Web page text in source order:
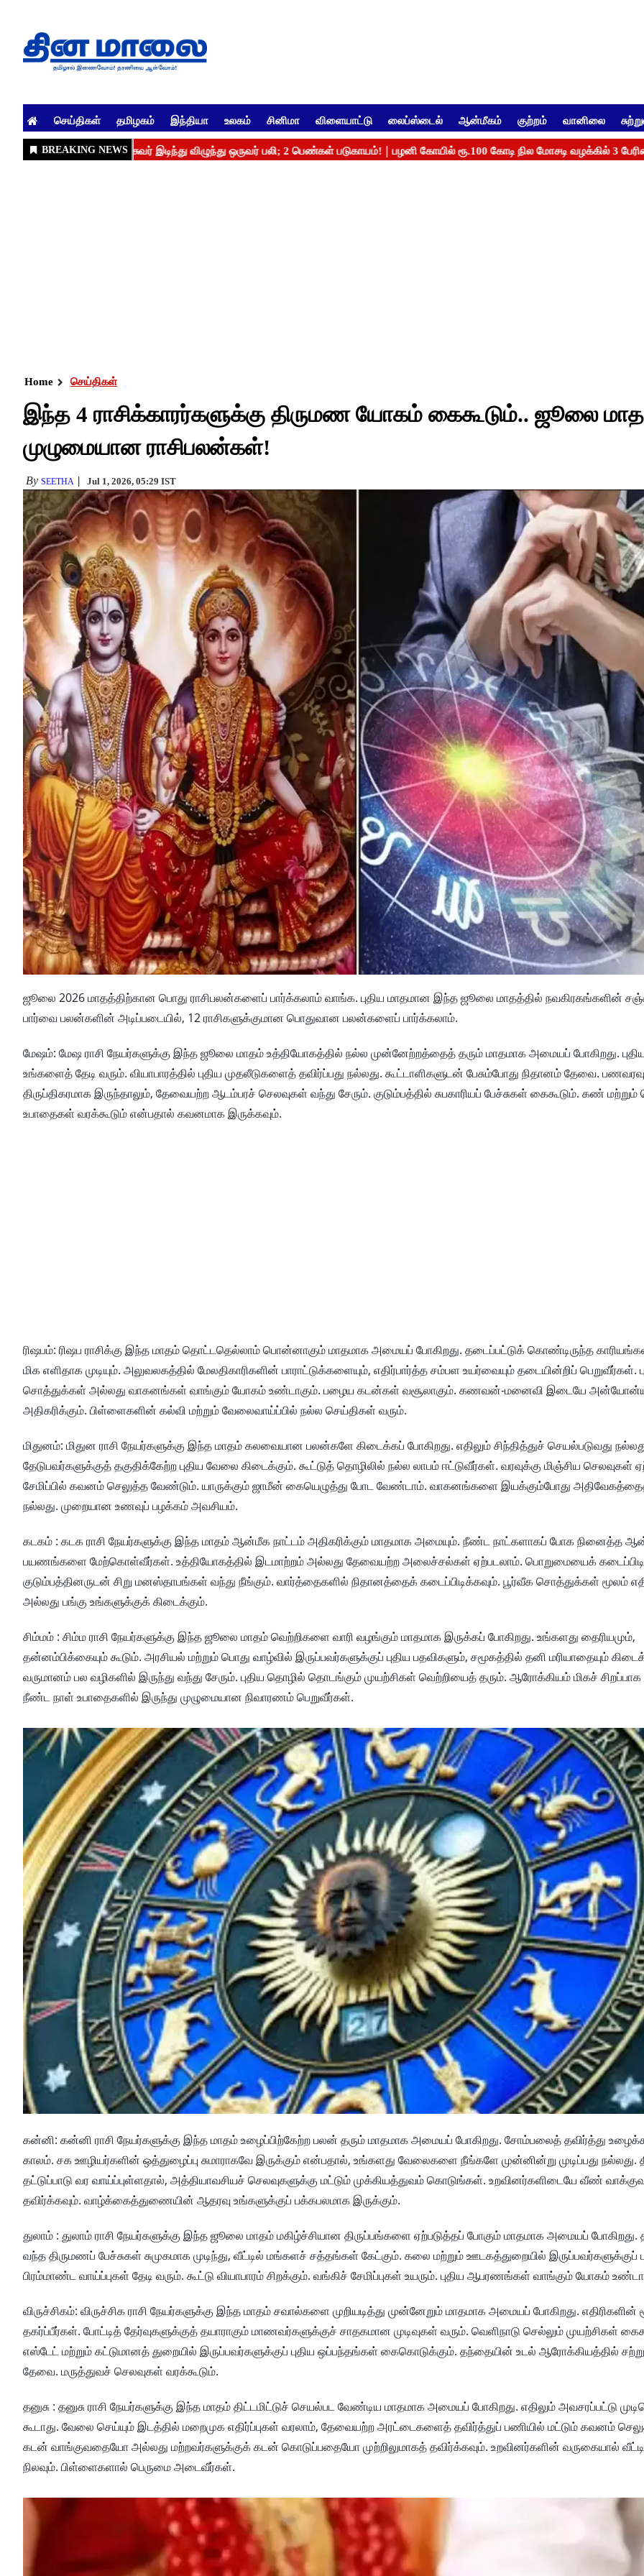
செய்திகள் தமிழகம் இந்தியா உலகம் சினிமா விளையாட்டு லைப்ஸ்டைல் ஆன்மீகம் குற்றம் வானிலை
Home செய்திகள்
இந்த 4 ராசிக்காரர்களுக்கு திருமண யோகம் கைகூடும்.. ஜூலை மாத
முழுமையான ராசிபலன்கள்!
By SEETHA Jul 1, 2026, 05:29 IST
ஜூலை 2026 மாதத்திற்கான பொது ராசிபலன்களைப் பார்க்கலாம் வாங்க. புதிய மாதமான இந்த ஜூலை மாதத்தில் நவகிரகங்களின்
பார்வை பலன்களின் அடிப்படையில், 12 ராசிகளுக்குமான பொதுவான பலன்களைப் பார்க்கலாம்.
மேஷம்: மேஷ ராசி நேயர்களுக்கு இந்த ஜூலை மாதம் உத்தியோகத்தில் நல்ல முன்னேற்றத்தைத் தரும் மாதமாக அமையப் போகிறது.
உங்களைத் தேடி வரும். வியாபாரத்தில் புதிய முதலீடுகளைத் தவிர்ப்பது நல்லது. கூட்டாளிகளுடன் பேசும்போது நிதானம் தேவை. பணவரவு
திருப்திகரமாக இருந்தாலும், தேவையற்ற ஆடம்பரச் செலவுகள் வந்து சேரும். குடும்பத்தில் சுபகாரியப் பேச்சுகள் கைகூடும். கண்
உபாதைகள் வரக்கூடும் என்பதால் கவனமாக இருக்கவும்.
ரிஷபம்: ரிஷப ராசிக்கு இந்த மாதம் தொட்டதெல்லாம் பொன்னாகும் மாதமாக அமையப் போகிறது. தடைப்பட்டுக் கொண்டிருந்த
மிக எளிதாக முடியும். அலுவலகத்தில் மேலதிகாரிகளின் பாராட்டுக்களையும், எதிர்பார்த்த சம்பள உயர்வையும் தடையின்றிப் பெறுவீர்கள்.
சொத்துக்கள் அல்லது வாகனங்கள் வாங்கும் யோகம் உண்டாகும். பழைய கடன்கள் வசூலாகும். கணவன்-மனைவி இடையே
அதிகரிக்கும். பிள்ளைகளின் கல்வி மற்றும் வேலைவாய்ப்பில் நல்ல செய்திகள் வரும்.
மிதுனம்: மிதுன ராசி நேயர்களுக்கு இந்த மாதம் கலவையான பலன்களே கிடைக்கப் போகிறது. எதிலும் சிந்தித்துச் செயல்படுவது
தேடுபவர்களுக்குத் தகுதிக்கேற்ற புதிய வேலை கிடைக்கும். கூட்டுத் தொழிலில் நல்ல லாபம் ஈட்டுவீர்கள். வரவுக்கு மிஞ்சிய செலவுகள்
சேமிப்பில் கவனம் செலுத்த வேண்டும். யாருக்கும் ஜாமீன் கையெழுத்து போட வேண்டாம். வாகனங்களை இயக்கும்போது அதிவேகத்தைத்
நல்லது. முறையான உணவுப் பழக்கம் அவசியம்.
கடகம் : கடக ராசி நேயர்களுக்கு இந்த மாதம் ஆன்மீக நாட்டம் அதிகரிக்கும் மாதமாக அமையும். நீண்ட நாட்களாகப் போக நினைத்த
பயணங்களை மேற்கொள்வீர்கள். உத்தியோகத்தில் இடமாற்றம் அல்லது தேவையற்ற அலைச்சல்கள் ஏற்படலாம். பொறுமையைக்
குடும்பத்தினருடன் சிறு மனஸ்தாபங்கள் வந்து நீங்கும். வார்த்தைகளில் நிதானத்தைக் கடைப்பிடிக்கவும். பூர்வீக சொத்துக்கள் மூலம்
அல்லது பங்கு உங்களுக்குக் கிடைக்கும்.
சிம்மம் : சிம்ம ராசி நேயர்களுக்கு இந்த ஜூலை மாதம் வெற்றிகளை வாரி வழங்கும் மாதமாக இருக்கப் போகிறது. உங்களது தைரியமும்,
தன்னம்பிக்கையும் கூடும். அரசியல் மற்றும் பொது வாழ்வில் இருப்பவர்களுக்குப் புதிய பதவிகளும், சமூகத்தில் தனி மரியாதையும்
வருமானம் பல வழிகளில் இருந்து வந்து சேரும். புதிய தொழில் தொடங்கும் முயற்சிகள் வெற்றியைத் தரும். ஆரோக்கியம் மிகச் சிறப்பாக
நீண்ட நாள் உபாதைகளில் இருந்து முழுமையான நிவாரணம் பெறுவீர்கள்.
கன்னி: கன்னி ராசி நேயர்களுக்கு இந்த மாதம் உழைப்பிற்கேற்ற பலன் தரும் மாதமாக அமையப் போகிறது. சோம்பலைத் தவிர்த்து
காலம். சக ஊழியர்களின் ஒத்துழைப்பு சுமாராகவே இருக்கும் என்பதால், உங்களது வேலைகளை நீங்களே முன்னின்று முடிப்பது நல்லது.
தட்டுப்பாடு வர வாய்ப்புள்ளதால், அத்தியாவசியச் செலவுகளுக்கு மட்டும் முக்கியத்துவம் கொடுங்கள். உறவினர்களிடையே வீண்
தவிர்க்கவும். வாழ்க்கைத்துணையின் ஆதரவு உங்களுக்குப் பக்கபலமாக இருக்கும்.
துலாம் : துலாம் ராசி நேயர்களுக்கு இந்த ஜூலை மாதம் மகிழ்ச்சியான திருப்பங்களை ஏற்படுத்தப் போகும் மாதமாக அமையப் போகிறது.
வந்த திருமணப் பேச்சுகள் சுமுகமாக முடிந்து, வீட்டில் மங்களச் சத்தங்கள் கேட்கும். கலை மற்றும் ஊடகத்துறையில் இருப்பவர்களுக்குப்
பிரம்மாண்ட வாய்ப்புகள் தேடி வரும். கூட்டு வியாபாரம் சிறக்கும். வங்கிச் சேமிப்புகள் உயரும். புதிய ஆபரணங்கள் வாங்கும் யோகம்
விருச்சிகம்: விருச்சிக ராசி நேயர்களுக்கு இந்த மாதம் சவால்களை முறியடித்து முன்னேறும் மாதமாக அமையப் போகிறது.
தகர்ப்பீர்கள். போட்டித் தேர்வுகளுக்குத் தயாராகும் மாணவர்களுக்குச் சாதகமான முடிவுகள் வரும். வெளிநாடு செல்லும் முயற்சிகள்
எஸ்டேட் மற்றும் கட்டுமானத் துறையில் இருப்பவர்களுக்குப் புதிய ஒப்பந்தங்கள் கைகொடுக்கும். தந்தையின் உடல் ஆரோக்கியத்தில்
தேவை. மருத்துவச் செலவுகள் வரக்கூடும்.
தனுசு : தனுசு ராசி நேயர்களுக்கு இந்த மாதம் திட்டமிட்டுச் செயல்பட வேண்டிய மாதமாக அமையப் போகிறது. எதிலும் அவசரப்பட்டு
கூடாது. வேலை செய்யும் இடத்தில் மறைமுக எதிர்ப்புகள் வரலாம், தேவையற்ற அரட்டைகளைத் தவிர்த்துப் பணியில் மட்டும் கவனம்
கடன் வாங்குவதையோ அல்லது மற்றவர்களுக்குக் கடன் கொடுப்பதையோ முற்றிலுமாகத் தவிர்க்கவும். உறவினர்களின் வருகையால்
நிலவும். பிள்ளைகளால் பெருமை அடைவீர்கள்.